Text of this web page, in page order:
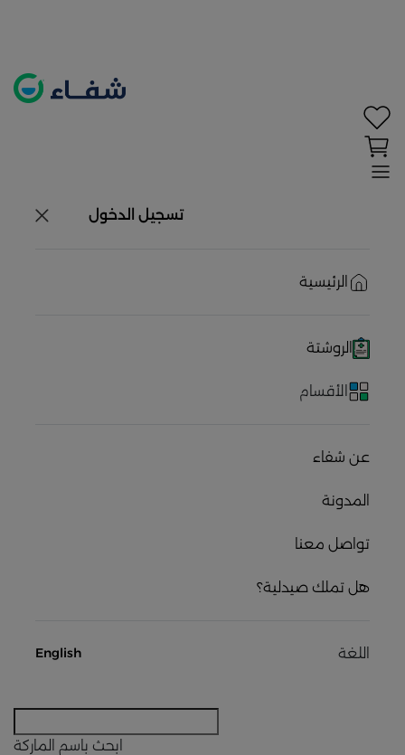
تسجيل الدخول
الرئيسية
الروشتة
الأقسام
عن شفاء
المدونة
تواصل معنا
هل تملك صيدلية؟
اللغة English
ابحث باسم الماركة